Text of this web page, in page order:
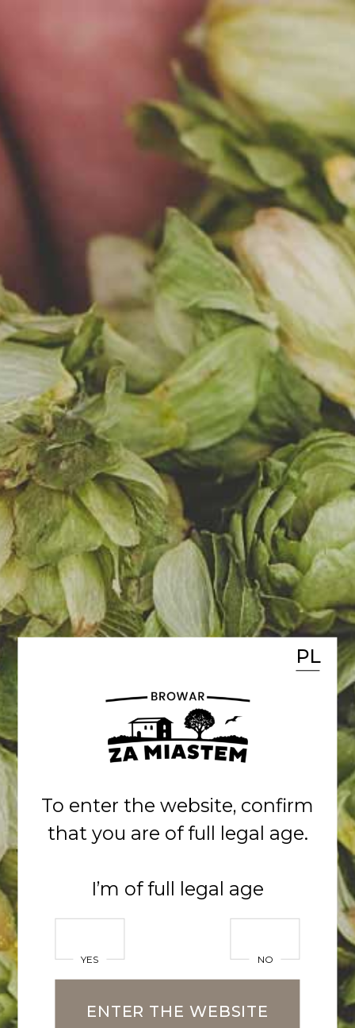
DOŁĄCZ DO NAS!
Ruszyła kampania
crowdfoundingowa naszego
Browaru. Środki zgromadzone w
ramach emisji akcji
przeznaczymy na budowę i
wyposażenie browaru.
Posiadamy także środki własne,
dotację unijną i kredyt
komercyjny. Nasz browar
powstaje w Rumianku koło
Inwestycja wystartuje już w tym
miesiącu, pierwsze piwa
planujemy uwarzyć już za rok.
Kup akcje i dołącz do Nas!
Wszystkich udziałowców już dziś
otwarcie browaru!
www.naszbrowar.pl
To enter the website, confirm
that you are of full legal age.
I’m of full legal age
PL
YES NO
ENTER THE WEBSITE